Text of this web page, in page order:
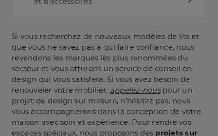
Si vous recherchez de nouveaux modèles de lits et
que vous ne savez pas à qui faire confiance, nous
revendons les marques les plus renommées du
secteur et vous offrirons un service de conseil en
design qui vous satisfera. Si vous avez besoin de
renouveler votre mobilier, appelez-nouspour un
projet de design sur mesure, n'hésitez pas, nous
vous accompagnerons dans la conception de votre
maison avec soin et expérience. Pour rendre vos
espaces spéciaux, nous proposons des projets sur